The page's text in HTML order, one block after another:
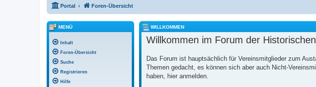
Portal Foren-Übersicht
WILLKOMMEN
Willkommen im Forum der
Das Forum ist hauptsächlich für Vereinsmitglieder zum
Themen gedacht, es können sich aber auch Nicht-
haben, hier anmelden.
MENÜ
Inhalt
Foren-Übersicht
Suche
Registrieren
Hilfe